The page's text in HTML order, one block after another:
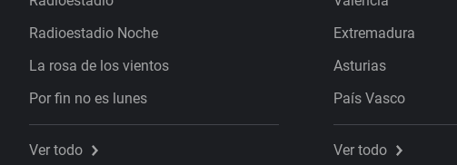
Radioestadio Noche
La rosa de los vientos
Por fin no es lunes
Ver todo
Extremadura
Asturias
País Vasco
Ver todo